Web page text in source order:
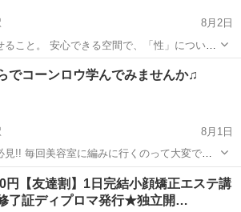
8月2日
、「性」について
づらい…」 「他
う？」 「ちょっと聞いてみたい」 そんな
駅 美容健康 シングルマザー
でコーンロウ学んでみませんか♫
8月1日
大変です
楽ちん♫ お金も送迎も楽になる！ とお考えの
駅 その他 ママ
円【友達割】1日完結小顔矯正エステ講
了証ディプロマ発行★独立開…